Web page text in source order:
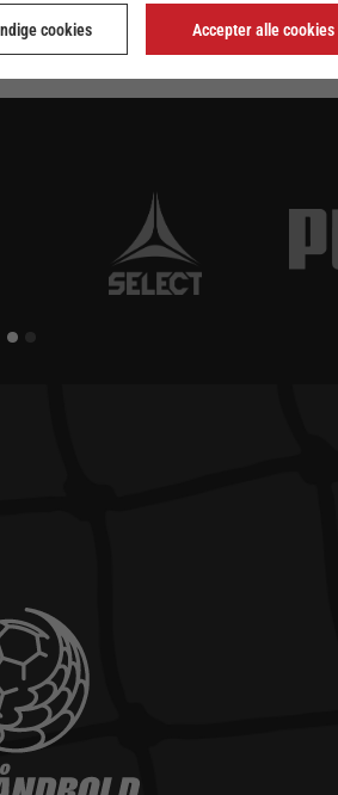
cookies Accepter alle cookies